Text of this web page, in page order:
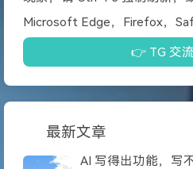
Microsoft Edge，Firefox，
👉 TG 交
最新文章
AI 写得出功能，写